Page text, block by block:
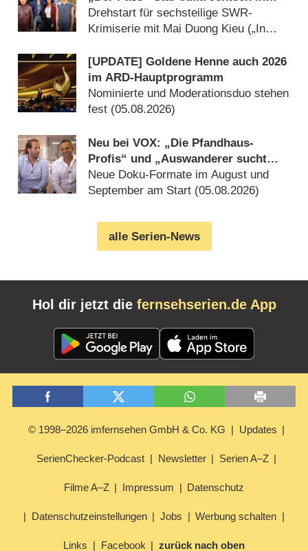
Arbeit
Drehstart für sechsteilige SWR-
Krimiserie mit Mai Duong Kieu („In
[UPDATE] Goldene Henne auch 2026
im ARD-Hauptprogramm
Nominierte und Moderationsduo stehen
fest (05.08.2026)
Neu bei VOX: „Die Pfandhaus-
Profis“ und „Auswanderer sucht
Liebe“
Neue Doku-Formate im August und
September am Start (05.08.2026)
alle Serien-News
Hol dir jetzt die fernsehserien.de App
© 1998–2026 imfernsehen GmbH & Co. KG Updates
SerienChecker-Podcast Newsletter Serien A–Z
Filme A–Z Impressum Datenschutz
Datenschutzeinstellungen Jobs Werbung schalten
Links Facebook zurück nach oben